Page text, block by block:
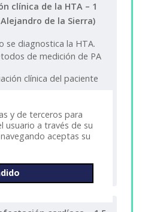
y de terceros para
usuario a través de su
aceptas su
clínica de la HTA – 1
de la Sierra)
se diagnostica la HTA.
de medición de PA
clínica del paciente
de la lesión de
diagnósticas
del riesgo y